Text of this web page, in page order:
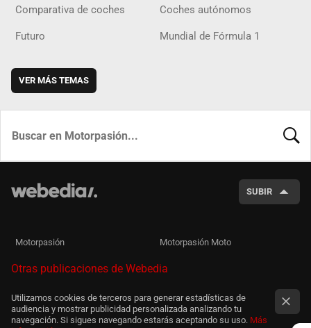
Comparativa de coches Coches autónomos
Futuro Mundial de Fórmula 1
VER MÁS TEMAS
SUBIR
Motorpasión Motorpasión Moto
Otras publicaciones de Webedia
Utilizamos cookies de terceros para generar estadísticas de
audiencia y mostrar publicidad personalizada analizando tu
navegación. Si sigues navegando estarás aceptando su uso. Más